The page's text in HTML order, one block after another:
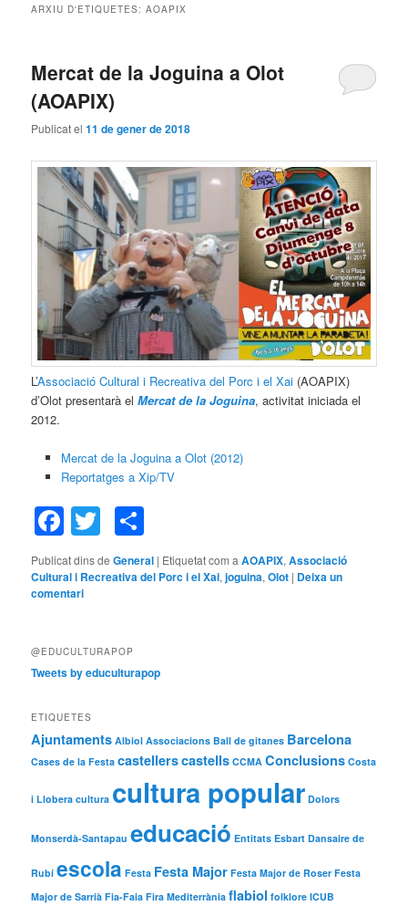
ARXIU D'ETIQUETES:AOAPIX
Mercat de la Joguina a Olot
(AOAPIX)
Publicat el11 de gener de 2018
L’Associació Cultural i Recreativa del Porc i el Xai (AOAPIX)
d’Olot presentarà elMercat de la Joguina, activitat iniciada el
2012.
Mercat de la Joguina a Olot (2012)
Reportatges a Xip/TV
Facebook
Twitter
Publicat dins de General | Etiquetat com a AOAPIX,Associació
Cultural i Recreativa del Porc i el Xai,joguina,Olot | Deixa un
comentari
@EDUCULTURAPOP
Tweets by educulturapop
ETIQUETES
Ajuntaments Albiol Associacions Ball de gitanes Barcelona
Cases de la Festa castellerscastells CCMA Conclusions Costa
i Llobera cultura cultura popular Dolors
Monserdà-Santapau educació Entitats Esbart Dansaire de
Rubí escola Festa Festa Major Festa Major de Roser Festa
Major de Sarrià Fia-Faia Fira Mediterrània flabiol folklore ICUB